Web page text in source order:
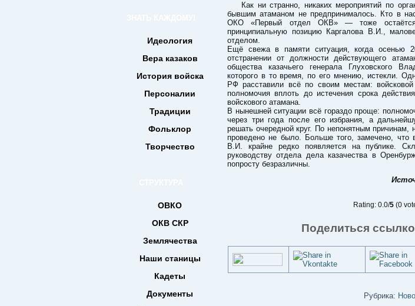
Идеология
Вера казаков
История войска
Персоналии
Традиции
Фольклор
Творчество
ОВКО
ОКВ СКР
Землячества
Наши станицы
Кадеты
Документы
Как ни странно, никаких мероприятий по
бывшим атаманом не предпринималось. Кто в
ОКО «Первый отдел ОКВ» — тоже остаётся
принципиальную позицию Каргалова В.И.,
отделом.
Ещё свежа в памяти ситуация, когда осенью
отстранении от должности действующего
общества казачьего генерала Глуховского
которого в то время, по его мнению, истекли.
РФ расставили всё по своим местам:
полномочия вплоть до истечения срока
войскового атамана.
В нынешней ситуации всё гораздо проще:
через три года после его избрания, а
решать очередной круг. По непонятным
проведено не было. Больше того, замечено, что
В.И. крайне редко появляется на публике.
руководству отдела дела казачества в
попросту безразличны.
Rating: 0.0/5 (0
Поделиться
Рубрика: